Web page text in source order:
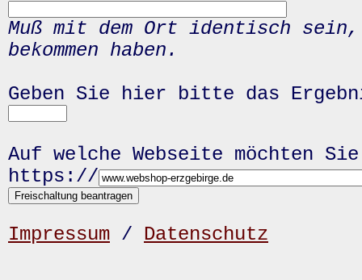
Muß mit dem Ort identisch
bekommen haben.
Geben Sie hier bitte das
Auf welche Webseite möchten
https://
Impressum / Datenschutz